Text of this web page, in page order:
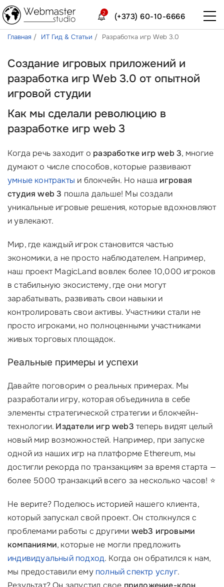
(+373) 60-10-6666
2
Главная ИТ Гид & Статьи Разработка игр Web 3.0
Создание игровых приложений и
разработка игр Web 3.0 от опытной
игровой студии
Как мы сделали революцию в
разработке игр web 3
Когда речь заходит о разработке игр web 3, многие
думают о числе способов, которые развивают
умные контракты и блокчейн. Но наша игровая
студия web 3 пошла дальше! Мы создали
уникальные игровые решения, которые вдохновляют
и увлекают.
Мир, где каждый игрок становится частью
экономики, а не просто наблюдателем. Например,
наш проект MagicLand вовлек более 10,000 игроков
в стабильную экосистему, где они могут
зарабатывать, развивать свои навыки и
контролировать свои активы. Участники стали не
просто игроками, но полноценными участниками
живых торговых площадок.
Реальные примеры и успехи
Давайте поговорим о реальных примерах. Мы
разработали игру, которая объединила в себе
элементы стратегической стратегии и блокчейн-
технологии. Издатели игр web3 теперь видят целый
новый мир возможностей. Например, при запуске
одной из наших игр на платформе Ethereum, мы
достигли рекорда по транзакциям за время старта —
более 5000 транзакций всего за несколько часов! ⭐
Не верите? Поделюсь историей нашего клиента,
который запускал свой проект. Он столкнулся с
проблемами работы с другими web3 игровыми
компаниями, которые не могли предложить
индивидуальный подход. Когда он обратился к нам,
мы предоставили ему полный спектр услуг.